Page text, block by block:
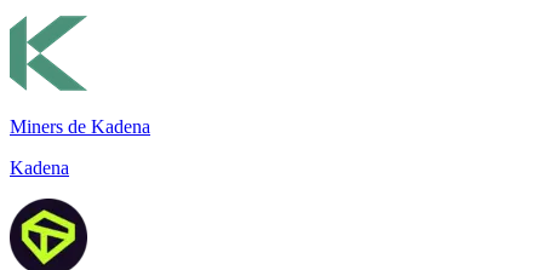
Miners de Kadena
Kadena